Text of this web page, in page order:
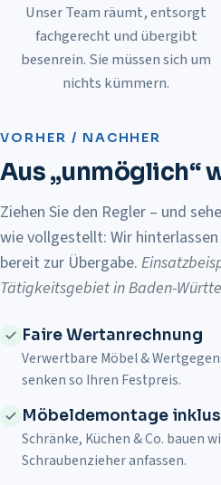
Unser Team räumt, entsorgt
fachgerecht und übergibt
besenrein. Sie müssen sich um
nichts kümmern.
VORHER / NACHHER
Aus „unmöglich“
Ziehen Sie den Regler – und
wie vollgestellt: Wir hinterlassen
bereit zur Übergabe.
Tätigkeitsgebiet in Baden-
Faire Wertanrechnung
Verwertbare Möbel &
senken so Ihren Festpreis.
Möbeldemontage
Schränke, Küchen & Co. bauen
Schraubenzieher anfassen.